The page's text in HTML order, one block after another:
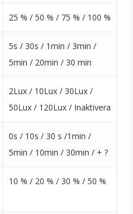
25 % / 50 % / 75 % / 100 %
5s / 30s / 1min / 3min /
5min / 20min / 30 min
2Lux / 10Lux / 30Lux /
50Lux / 120Lux / Inaktivera
0s / 10s / 30 s /1min /
5min / 10min / 30min / + ?
10 % / 20 % / 30 % / 50 %